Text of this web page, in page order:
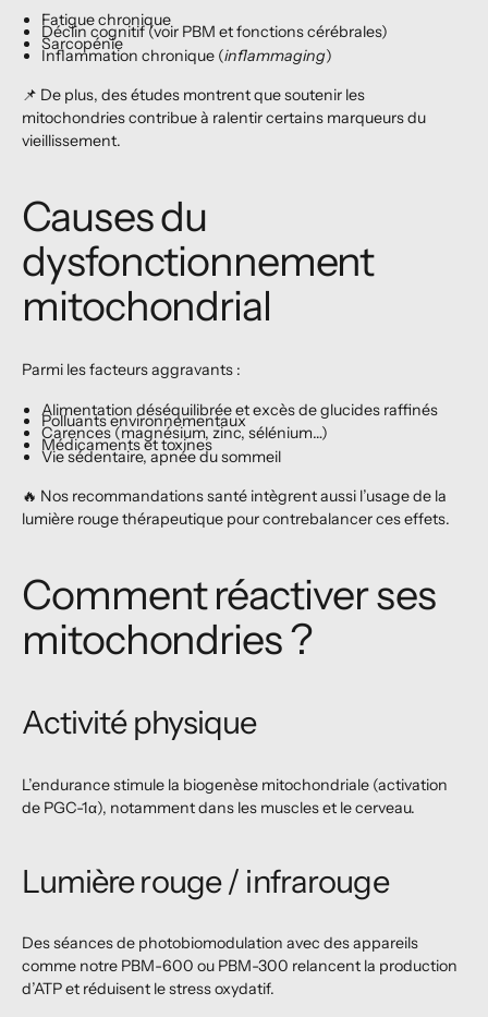
Fatigue chronique
Déclin cognitif (voir PBM et fonctions cérébrales)
Sarcopénie
Inflammation chronique (inflammaging)
📌 De plus, des études montrent que soutenir les
mitochondries contribue à ralentir certains marqueurs du
vieillissement.
Causes du
dysfonctionnement
mitochondrial
Parmi les facteurs aggravants :
Alimentation déséquilibrée et excès de glucides raffinés
Polluants environnementaux
Carences (magnésium, zinc, sélénium…)
Médicaments et toxines
Vie sédentaire, apnée du sommeil
🔥 Nos recommandations santé intègrent aussi l’usage de la
lumière rouge thérapeutique pour contrebalancer ces effets.
Comment réactiver ses
mitochondries ?
Activité physique
L’endurance stimule la biogenèse mitochondriale (activation
de PGC-1α), notamment dans les muscles et le cerveau.
Lumière rouge / infrarouge
Des séances de photobiomodulation avec des appareils
comme notre PBM-600 ou PBM-300 relancent la production
d’ATP et réduisent le stress oxydatif.